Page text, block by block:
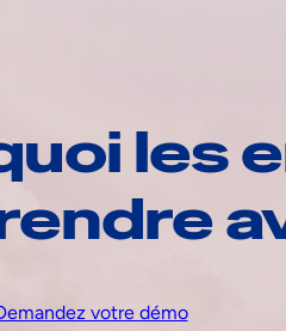
les
votre démo